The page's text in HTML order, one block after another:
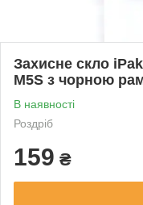
Захисне скло
M5S з чорною
В наявності
Роздріб
159 ₴